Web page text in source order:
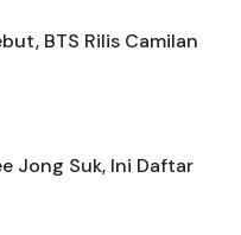
BTS Rilis Camilan
Jong Suk, Ini Daftar